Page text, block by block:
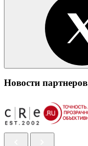
Новости партнеров